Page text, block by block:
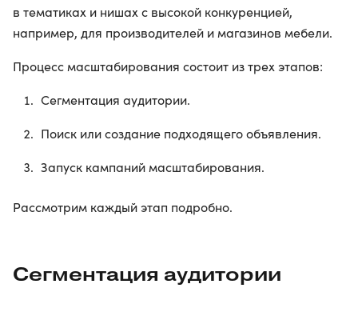
в тематиках и нишах с высокой конкуренцией,
например, для производителей и магазинов мебели.
Процесс масштабирования состоит из трех этапов:
Сегментация аудитории.
Поиск или создание подходящего объявления.
Запуск кампаний масштабирования.
Рассмотрим каждый этап подробно.
Сегментация аудитории